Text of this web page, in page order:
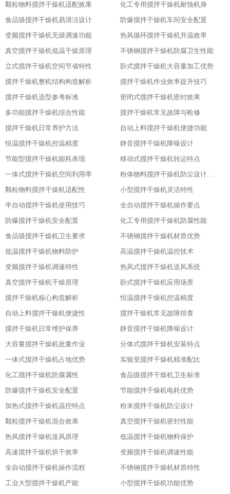
颗粒物料搅拌干燥机适配效果
化工专用搅拌干燥机耐蚀机身
食品级搅拌干燥机易清洁设计
防爆搅拌干燥机车间安全配置
变频搅拌干燥机无级调速功能
热风循环搅拌干燥机升温效率
真空搅拌干燥机低温干燥原理
不锈钢搅拌干燥机防腐卫生性能
立式搅拌干燥机空间节省特性
卧式搅拌干燥机大容量加工优势
搅拌干燥机整机结构构造解析
搅拌干燥机作业效率提升技巧
搅拌干燥机选型参考标准
密闭式搅拌干燥机密封效果
多功能搅拌干燥机综合性能
搅拌干燥机常见故障与检修
搅拌干燥机日常养护方法
自动上料搅拌干燥机便捷功能
恒温搅拌干燥机控温精度
静音搅拌干燥机降噪设计
节能型搅拌干燥机能耗表现
移动式搅拌干燥机转运特点
一体式搅拌干燥机空间利用率
粉体物料搅拌干燥机防尘设计粉体物料搅拌干燥机防尘设计
颗粒物料搅拌干燥机适配性
小型搅拌干燥机灵活特性
半自动搅拌干燥机使用技巧
全自动搅拌干燥机操作要点
防爆搅拌干燥机安全配置
化工专用搅拌干燥机防腐性能
食品级搅拌干燥机卫生要求
不锈钢搅拌干燥机材质优势
低温搅拌干燥机物料防护
高温搅拌干燥机温控技术
变频搅拌干燥机调速特性
热风式搅拌干燥机送风系统
真空搅拌干燥机干燥原理
卧式搅拌干燥机应用场景
搅拌干燥机核心构造解析
恒温搅拌干燥机控温精度
自动上料搅拌干燥机便捷性
搅拌干燥机常见故障排查
搅拌干燥机日常维护保养
静音搅拌干燥机降噪设计
大容量搅拌干燥机批量作业
分体式搅拌干燥机安装特点
一体式搅拌干燥机占地优势
实验室搅拌干燥机精准配比
化工搅拌干燥机防腐属性
食品级搅拌干燥机卫生标准
防爆搅拌干燥机安全配置
节能搅拌干燥机电耗优势
加热式搅拌干燥机温控特点
粉末搅拌干燥机防尘设计
颗粒搅拌干燥机混合效果
真空搅拌干燥机密封性能
热风搅拌干燥机送风原理
低温搅拌干燥机物料保护
高速搅拌干燥机烘干效率
变频搅拌干燥机调速性能
全自动搅拌干燥机操作流程
不锈钢搅拌干燥机材质特性
工业大型搅拌干燥机产能
小型搅拌干燥机功能优势